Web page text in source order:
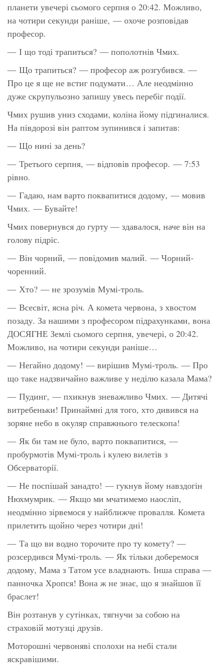
планети увечері сьомого серпня о 20:42. Можливо,
на чотири секунди раніше, — охоче розповідав
професор.
— І що тоді трапиться? — пополотнів Чмих.
— Що трапиться? — професор аж розгубився. —
Про це я ще не встиг подумати… Але неодмінно
дуже скрупульозно запишу увесь перебіг події.
Чмих рушив униз сходами, коліна йому підгиналися.
На півдорозі він раптом зупинився і запитав:
— Що нині за день?
— Третього серпня, — відповів професор. — 7:53
рівно.
— Гадаю, нам варто поквапитися додому, — мовив
Чмих. — Бувайте!
Чмих повернувся до гурту — здавалося, наче він на
голову підріс.
— Він чорний, — повідомив малий. — Чорний-
чоренний.
— Хто? — не зрозумів Мумі-троль.
— Всесвіт, ясна річ. А комета червона, з хвостом
позаду. За нашими з професором підрахунками, вона
ДОСЯГНЕ Землі сьомого серпня, увечері, о 20:42.
Можливо, на чотири секунди раніше…
— Негайно додому! — вирішив Мумі-троль. — Про
що таке надзвичайно важливе у неділю казала Мама?
— Пудинг, — пхикнув зневажливо Чмих. — Дитячі
витребеньки! Принаймні для того, хто дивився на
зоряне небо в окуляр справжнього телескопа!
— Як би там не було, варто поквапитися, —
пробурмотів Мумі-троль і кулею вилетів з
Обсерваторії.
— Не поспішай занадто! — гукнув йому навздогін
Нюхмумрик. — Якщо ми мчатимемо наосліп,
неодмінно зірвемося у найближче провалля. Комета
прилетить щойно через чотири дні!
— Та що ви водно торочите про ту комету? —
розсердився Мумі-троль. — Як тільки доберемося
додому, Мама з Татом усе владнають. Інша справа —
панночка Хропся! Вона ж не знає, що я знайшов її
браслет!
Він розтанув у сутінках, тягнучи за собою на
страховій мотузці друзів.
Моторошні червоняві сполохи на небі стали
яскравішими.